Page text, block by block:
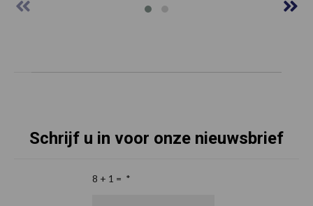
Schrijf u in voor onze nieuwsbrief
8 + 1 = *